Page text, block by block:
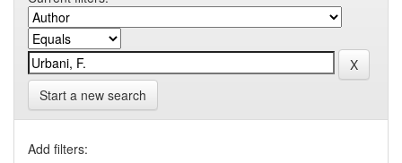
Start a new search
Add filters: